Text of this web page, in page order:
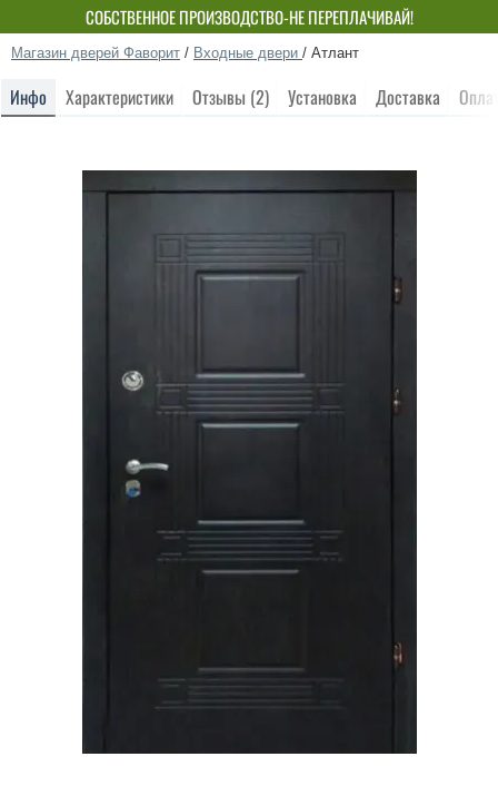
СОБСТВЕННОЕ ПРОИЗВОДСТВО-НЕ ПЕРЕПЛАЧИВАЙ!
Магазин дверей Фаворит / Входные двери / Атлант
Инфо Характеристики Отзывы (2) Установка Доставка